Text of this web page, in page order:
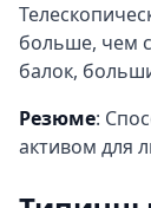
больше, чем
балок,
Резюме:
активом для